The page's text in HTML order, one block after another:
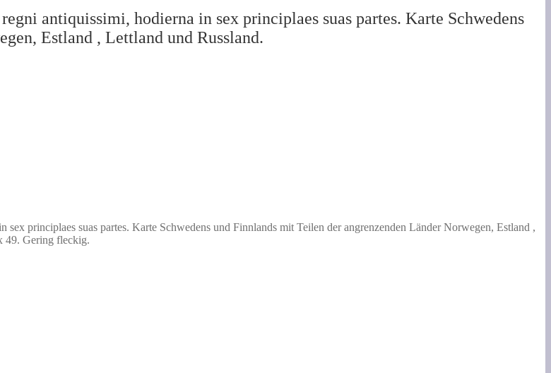
antiquissimi, hodierna in sex principlaes suas partes. Karte Schwedens
Estland , Lettland und Russland.
principlaes suas partes. Karte Schwedens und Finnlands mit Teilen der angrenzenden Länder Norwegen, Estland ,
49. Gering fleckig.